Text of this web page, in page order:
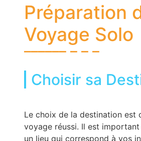
Préparation
Voyage Solo
Choisir sa
Le choix de la destination est
voyage réussi. Il est
un lieu qui correspond à vos